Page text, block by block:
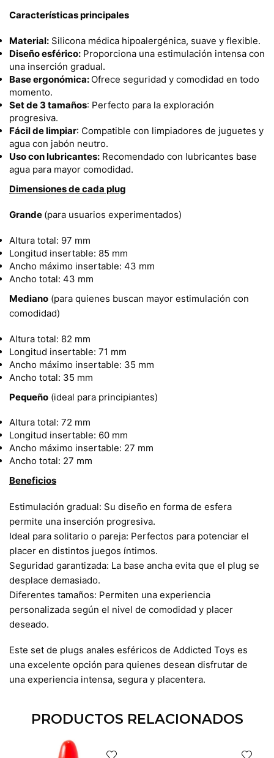
Características principales
Material: Silicona médica hipoalergénica, suave y flexible.
Diseño esférico: Proporciona una estimulación intensa con
una inserción gradual.
Base ergonómica: Ofrece seguridad y comodidad en todo
momento.
Set de 3 tamaños: Perfecto para la exploración
progresiva.
Fácil de limpiar: Compatible con limpiadores de juguetes y
agua con jabón neutro.
Uso con lubricantes: Recomendado con lubricantes base
agua para mayor comodidad.
Dimensiones de cada plug
Grande (para usuarios experimentados)
Altura total: 97 mm
Longitud insertable: 85 mm
Ancho máximo insertable: 43 mm
Ancho total: 43 mm
Mediano (para quienes buscan mayor estimulación con
comodidad)
Altura total: 82 mm
Longitud insertable: 71 mm
Ancho máximo insertable: 35 mm
Ancho total: 35 mm
Pequeño (ideal para principiantes)
Altura total: 72 mm
Longitud insertable: 60 mm
Ancho máximo insertable: 27 mm
Ancho total: 27 mm
Beneficios
Estimulación gradual: Su diseño en forma de esfera
permite una inserción progresiva.
Ideal para solitario o pareja: Perfectos para potenciar el
placer en distintos juegos íntimos.
Seguridad garantizada: La base ancha evita que el plug se
desplace demasiado.
Diferentes tamaños: Permiten una experiencia
personalizada según el nivel de comodidad y placer
deseado.
Este set de plugs anales esféricos de Addicted Toys es
una excelente opción para quienes desean disfrutar de
una experiencia intensa, segura y placentera.
PRODUCTOS RELACIONADOS